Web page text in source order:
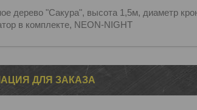
дерево "Сакура", высота 1,5м, диаметр
в комплекте, NEON-NIGHT
ДЛЯ ЗАКАЗА